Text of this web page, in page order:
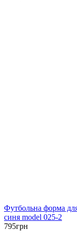
Футбольна форма
синя model 025-2
795грн